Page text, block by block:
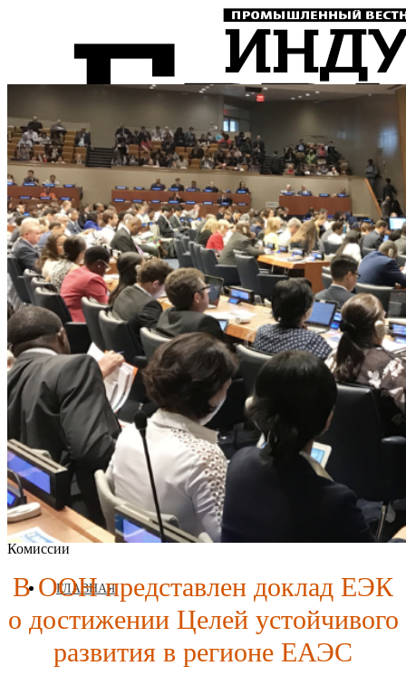
Журнал аккредитован при Евразийской Экономической
Комиссии
ГЛАВНАЯ
В ООН представлен доклад ЕЭК
о достижении Целей устойчивого
развития в регионе ЕАЭС